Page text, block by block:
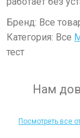
Бренд: Все
Категория: Все
тест
Нам
Посмотреть все